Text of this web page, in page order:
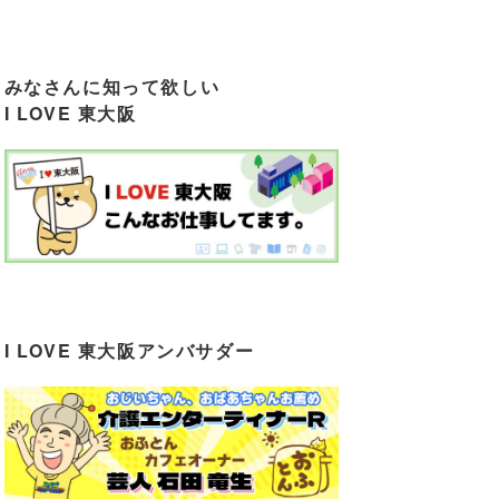
みなさんに知って欲しい
I LOVE 東大阪
I LOVE 東大阪アンバサダー